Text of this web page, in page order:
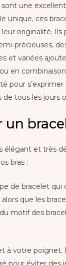
une
unique, ces
originalité. Ils
précieuses,
et variées
en
pour
tous les jours
élégant et très
bras :
de bracelet
que les
motif des
à votre